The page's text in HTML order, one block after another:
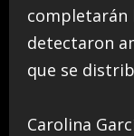
completarán
detectaron
que se
Carolina